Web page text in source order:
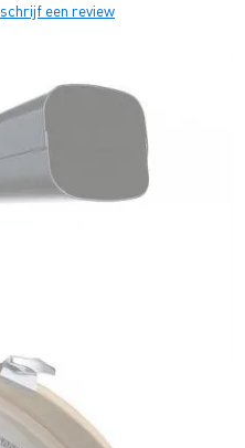
schrijf een review